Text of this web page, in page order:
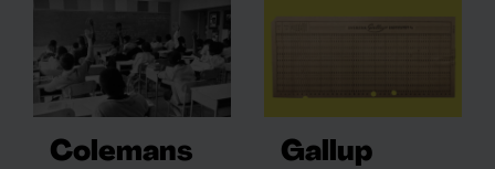
Colemans
Gallup